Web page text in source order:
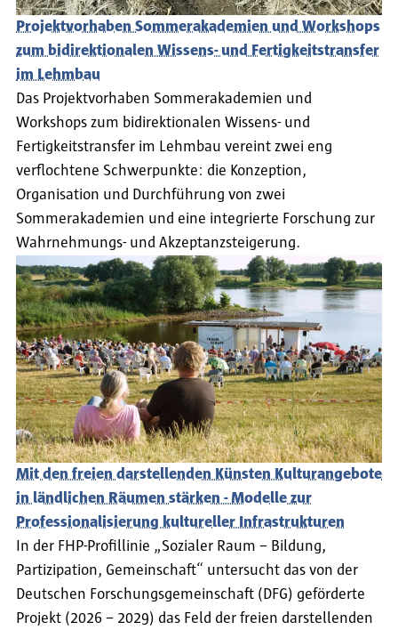
Projektvorhaben Sommerakademien und Workshops
zum bidirektionalen Wissens- und Fertigkeitstransfer
im Lehmbau
Das Projektvorhaben Sommerakademien und
Workshops zum bidirektionalen Wissens- und
Fertigkeitstransfer im Lehmbau vereint zwei eng
verflochtene Schwerpunkte: die Konzeption,
Organisation und Durchführung von zwei
Sommerakademien und eine integrierte Forschung zur
Wahrnehmungs- und Akzeptanzsteigerung.
Mit den freien darstellenden Künsten Kulturangebote
in ländlichen Räumen stärken - Modelle zur
Professionalisierung kultureller Infrastrukturen
In der FHP-Profillinie „Sozialer Raum – Bildung,
Partizipation, Gemeinschaft“ untersucht das von der
Deutschen Forschungsgemeinschaft (DFG) geförderte
Projekt (2026 – 2029) das Feld der freien darstellenden